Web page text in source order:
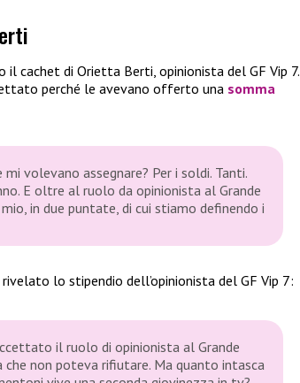
cachet di Orietta Berti, opinionista del GF Vip 7.
perché le avevano offerto una somma
volevano assegnare? Per i soldi. Tanti.
E oltre al ruolo da opinionista al Grande
in due puntate, di cui stiamo definendo i
rivelato lo stipendio dell’opinionista del GF Vip 7:
il ruolo di opinionista al Grande
non poteva rifiutare. Ma quanto intasca